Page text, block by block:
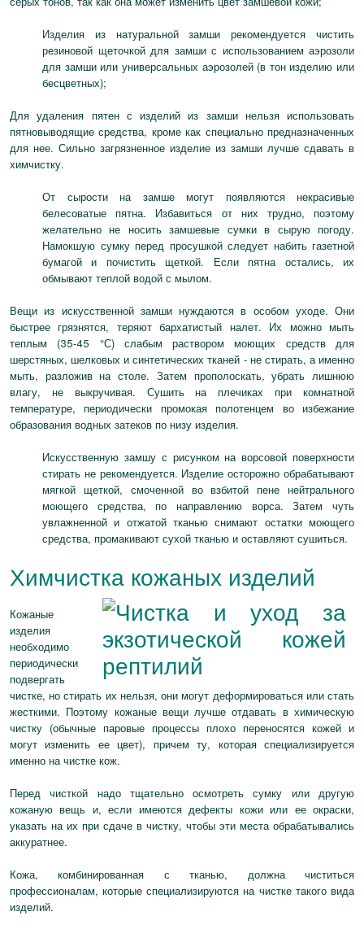
Изделия из натуральной замши рекомендуется чистить
резиновой щеточкой для замши с использованием аэрозоли
для замши или универсальных аэрозолей (в тон изделию или
бесцветных);
Для удаления пятен с изделий из замши нельзя использовать
пятновыводящие средства, кроме как специально предназначенных
для нее. Сильно загрязненное изделие из замши лучше сдавать в
химчистку.
От сырости на замше могут появляются некрасивые
белесоватые пятна. Избавиться от них трудно, поэтому
желательно не носить замшевые сумки в сырую погоду.
Намокшую сумку перед просушкой следует набить газетной
бумагой и почистить щеткой. Если пятна остались, их
обмывают теплой водой с мылом.
Вещи из искусственной замши нуждаются в особом уходе. Они
быстрее грязнятся, теряют бархатистый налет. Их можно мыть
теплым (35-45 °С) слабым раствором моющих средств для
шерстяных, шелковых и синтетических тканей - не стирать, а именно
мыть, разложив на столе. Затем прополоскать, убрать лишнюю
влагу, не выкручивая. Сушить на плечиках при комнатной
температуре, периодически промокая полотенцем во избежание
образования водных затеков по низу изделия.
Искусственную замшу с рисунком на ворсовой поверхности
стирать не рекомендуется. Изделие осторожно обрабатывают
мягкой щеткой, смоченной во взбитой пене нейтрального
моющего средства, по направлению ворса. Затем чуть
увлажненной и отжатой тканью снимают остатки моющего
средства, промакивают сухой тканью и оставляют сушиться.
Химчистка кожаных изделий
Кожаные
изделия
необходимо
периодически
подвергать
чистке, но стирать их нельзя, они могут деформироваться или стать
жесткими. Поэтому кожаные вещи лучше отдавать в химическую
чистку (обычные паровые процессы плохо переносятся кожей и
могут изменить ее цвет), причем ту, которая специализируется
именно на чистке кож.
Перед чисткой надо тщательно осмотреть сумку или другую
кожаную вещь и, если имеются дефекты кожи или ее окраски,
указать на их при сдаче в чистку, чтобы эти места обрабатывались
аккуратнее.
Кожа, комбинированная с тканью, должна чиститься
профессионалам, которые специализируются на чистке такого вида
изделий.